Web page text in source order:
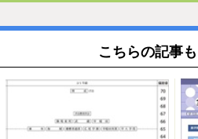
こちらの記事